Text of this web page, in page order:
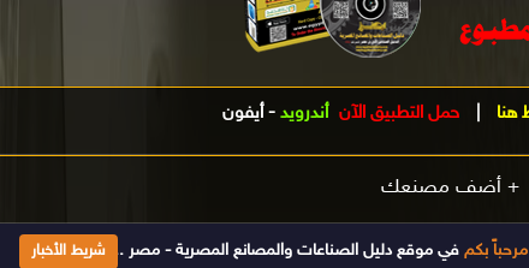
هنا حمل التطبيق الآن أندرويد - أيفون
+ أضف مصنعك
شريط الأخبار
دليل الصناعات والمصانع المصرية - مصر .. الدليل الصناعى الأول فى مصر تأسس 1998 ويتم تحديث بياناته يومياَ إضغط هنا للإشتراك والحصول على جميع